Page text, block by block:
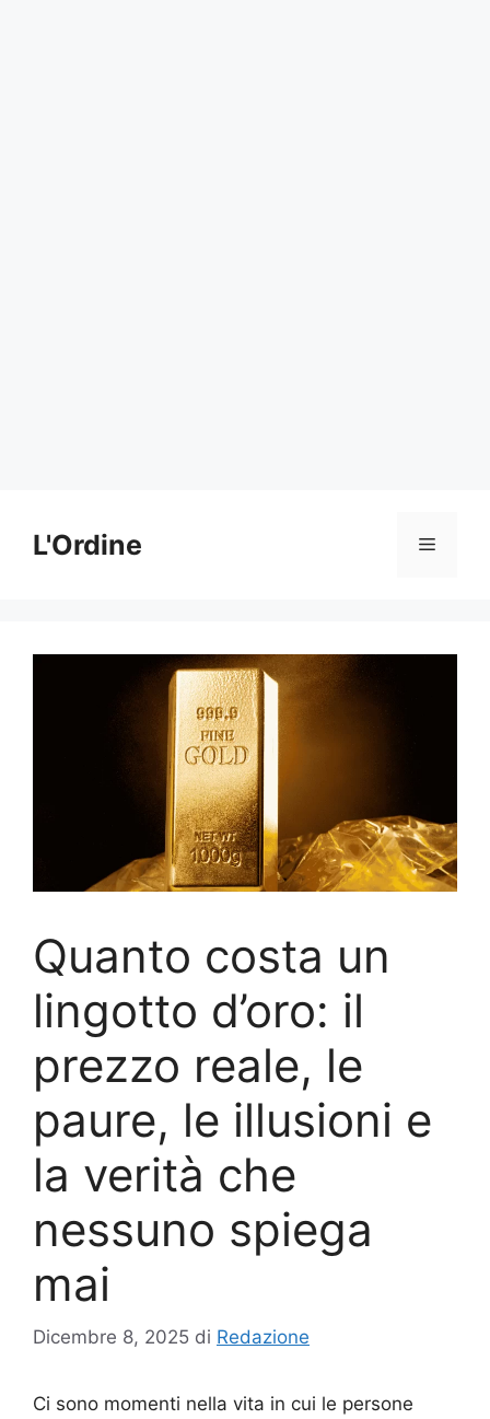
contenuto
L'Ordine Menu
Quanto costa un
lingotto d’oro: il
prezzo reale, le
paure, le illusioni e
la verità che
nessuno spiega
mai
Dicembre 8, 2025 di Redazione
Ci sono momenti nella vita in cui le persone